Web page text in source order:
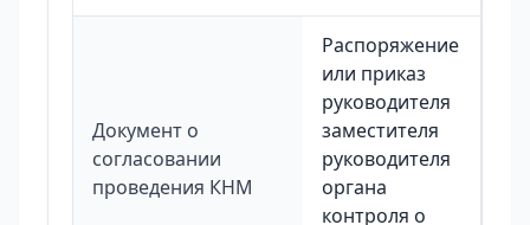
Документ о
согласовании
проведения КНМ
Распоряжение
или приказ
руководителя
заместителя
руководителя
органа
контроля о